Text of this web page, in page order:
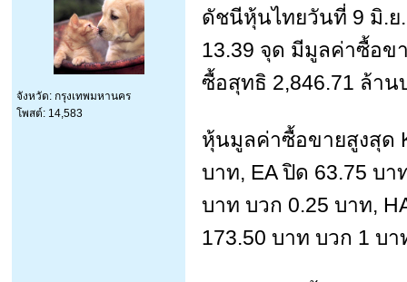
จังหวัด: กรุงเทพมหานคร
โพสต์: 14,583
ดัชนีหุ้นไทยวันที่ 9 มิ.ย
13.39 จุด มีมูลค่าซื้อข
ซื้อสุทธิ 2,846.71 ล้าน
หุ้นมูลค่าซื้อขายสูงสุด
บาท, EA ปิด 63.75 บา
บาท บวก 0.25 บาท,
173.50 บาท บวก 1 บา